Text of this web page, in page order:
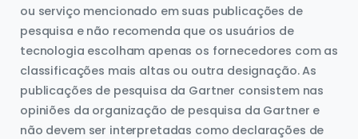
ou serviço mencionado em suas publicações de
pesquisa e não recomenda que os usuários de
tecnologia escolham apenas os fornecedores com as
classificações mais altas ou outra designação. As
publicações de pesquisa da Gartner consistem nas
opiniões da organização de pesquisa da Gartner e
não devem ser interpretadas como declarações de